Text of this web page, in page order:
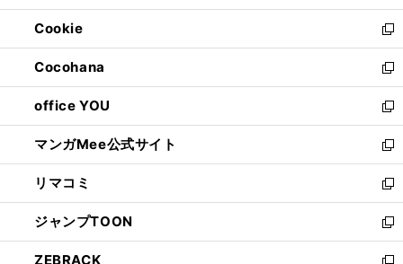
開
く
ウ
で
開
く
ン
ド
ウ
で
開
く
ウ
ィ
ン
ド
ウ
で
開
く
Cookie
新
し
い
ウ
ィ
ン
ド
ウ
で
開
く
Cocohana
新
し
い
ウ
ィ
ン
ド
ウ
で
開
く
office YOU
新
し
い
ウ
ィ
ン
ド
ウ
で
マンガMee公式サイト
新
し
い
ウ
ィ
ン
リマコミ
新
し
い
ウ
ジャンプTOON
新
し
ZEBRACK